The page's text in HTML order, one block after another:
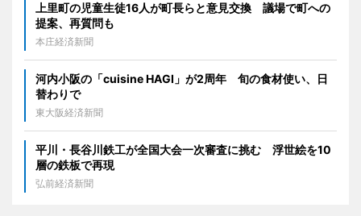
上里町の児童生徒16人が町長らと意見交換 議場で町への
提案、再質問も
本庄経済新聞
河内小阪の「cuisine HAGI」が2周年 旬の食材使い、日
替わりで
東大阪経済新聞
平川・長谷川鉄工が全国大会一次審査に挑む 浮世絵を10
層の鉄板で再現
弘前経済新聞